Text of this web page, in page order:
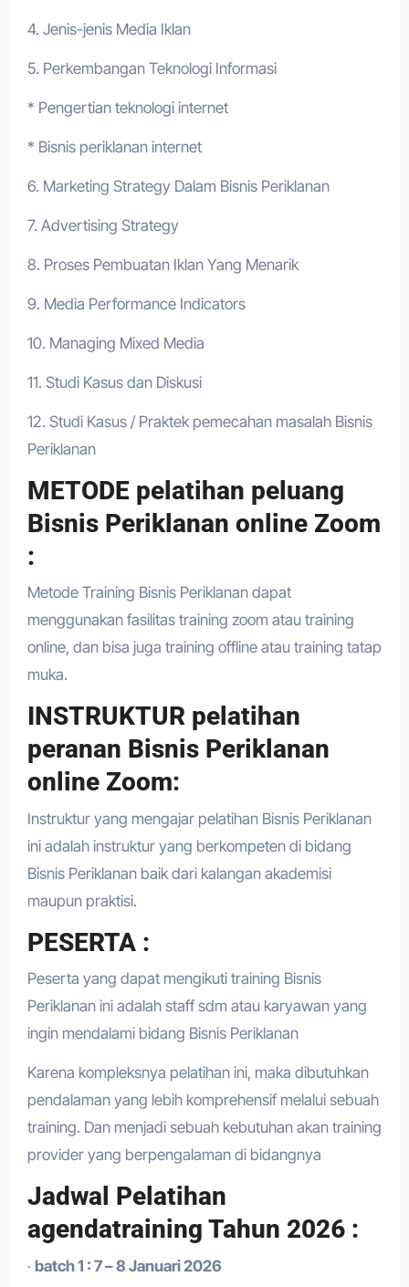
4. Jenis-jenis Media Iklan
5. Perkembangan Teknologi Informasi
* Pengertian teknologi internet
* Bisnis periklanan internet
6. Marketing Strategy Dalam Bisnis Periklanan
7. Advertising Strategy
8. Proses Pembuatan Iklan Yang Menarik
9. Media Performance Indicators
10. Managing Mixed Media
11. Studi Kasus dan Diskusi
12. Studi Kasus / Praktek pemecahan masalah Bisnis
Periklanan
METODE pelatihan peluang
Bisnis Periklanan online Zoom
:
Metode Training Bisnis Periklanan dapat
menggunakan fasilitas training zoom atau training
online, dan bisa juga training offline atau training tatap
muka.
INSTRUKTUR pelatihan
peranan Bisnis Periklanan
online Zoom:
Instruktur yang mengajar pelatihan Bisnis Periklanan
ini adalah instruktur yang berkompeten di bidang
Bisnis Periklanan baik dari kalangan akademisi
maupun praktisi.
PESERTA :
Peserta yang dapat mengikuti training Bisnis
Periklanan ini adalah staff sdm atau karyawan yang
ingin mendalami bidang Bisnis Periklanan
Karena kompleksnya pelatihan ini, maka dibutuhkan
pendalaman yang lebih komprehensif melalui sebuah
training. Dan menjadi sebuah kebutuhan akan training
provider yang berpengalaman di bidangnya
Jadwal Pelatihan
agendatraining Tahun 2026 :
· batch 1 : 7 – 8 Januari 2026